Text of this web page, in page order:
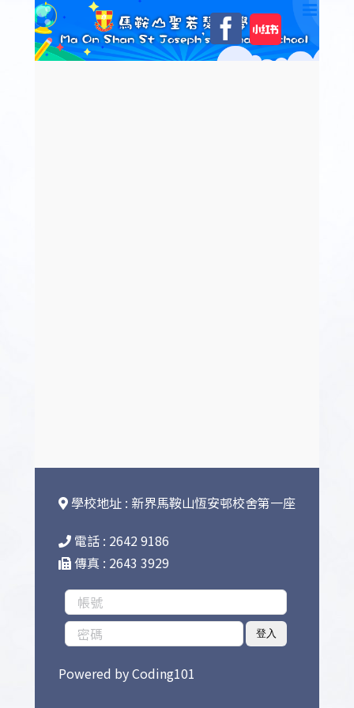
content
Facebook
自
訂
學校地址 : 新界馬鞍山恆安邨校舍第一座
電話 : 2642 9186
傳真 : 2643 3929
登入
Powered byCoding101